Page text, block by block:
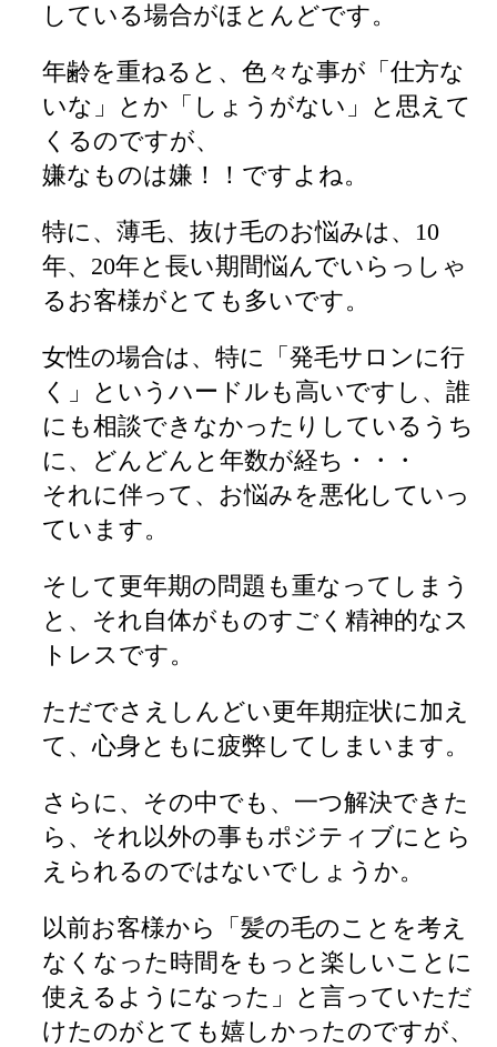
している場合がほとんどです。
年齢を重ねると、色々な事が「仕方な
いな」とか「しょうがない」と思えて
くるのですが、
嫌なものは嫌！！ですよね。
特に、薄毛、抜け毛のお悩みは、10
年、20年と長い期間悩んでいらっしゃ
るお客様がとても多いです。
女性の場合は、特に「発毛サロンに行
く」というハードルも高いですし、誰
にも相談できなかったりしているうち
に、どんどんと年数が経ち・・・
それに伴って、お悩みを悪化していっ
ています。
そして更年期の問題も重なってしまう
と、それ自体がものすごく精神的なス
トレスです。
ただでさえしんどい更年期症状に加え
て、心身ともに疲弊してしまいます。
さらに、その中でも、一つ解決できた
ら、それ以外の事もポジティブにとら
えられるのではないでしょうか。
以前お客様から「髪の毛のことを考え
なくなった時間をもっと楽しいことに
使えるようになった」と言っていただ
けたのがとても嬉しかったのですが、